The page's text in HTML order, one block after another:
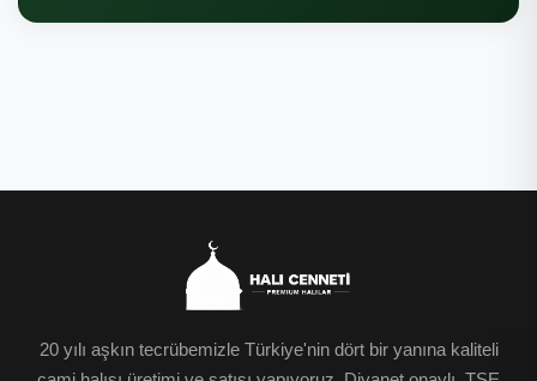
20 yılı aşkın tecrübemizle Türkiye'nin dört bir yanına kaliteli